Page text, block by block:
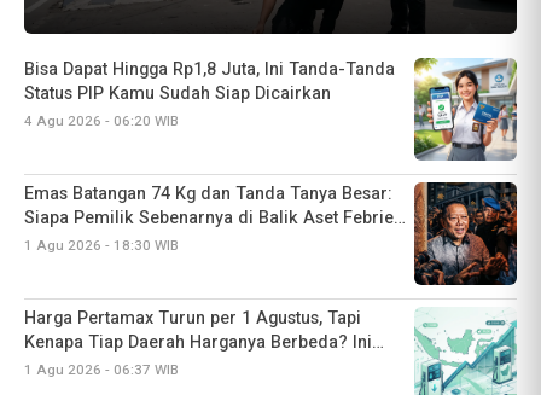
Bisa Dapat Hingga Rp1,8 Juta, Ini Tanda-Tanda
Status PIP Kamu Sudah Siap Dicairkan
4 Agu 2026 - 06:20 WIB
Emas Batangan 74 Kg dan Tanda Tanya Besar:
Siapa Pemilik Sebenarnya di Balik Aset Febrie
Adriansyah?
1 Agu 2026 - 18:30 WIB
Harga Pertamax Turun per 1 Agustus, Tapi
Kenapa Tiap Daerah Harganya Berbeda? Ini
Alasannya
1 Agu 2026 - 06:37 WIB